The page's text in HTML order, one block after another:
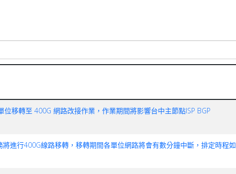
移轉至 400G 網路改接作業，作業期間將影響台中主節點ISP BGP
進行400G線路移轉，移轉期間各單位網路將會有數分鐘中斷，排定時程如